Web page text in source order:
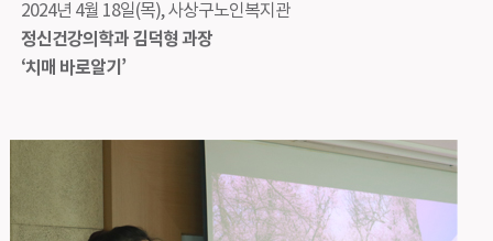
2024년 4월 18일(목), 사상구노인복지관
정신건강의학과 김덕형 과장
‘치매 바로알기’